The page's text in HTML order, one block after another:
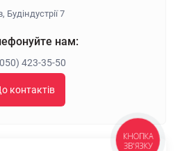
Будіндустрії 7
нам:
423-35-50
контактів
КНОПКА
ЗВ'ЯЗКУ